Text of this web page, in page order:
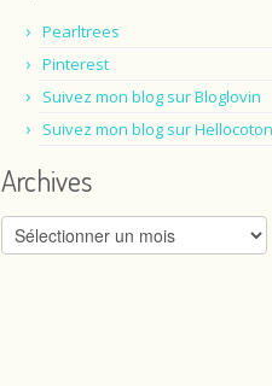
Pearltrees
Pinterest
Suivez mon blog sur Bloglovin
Suivez mon blog sur Hellocoton
Archives
Archives